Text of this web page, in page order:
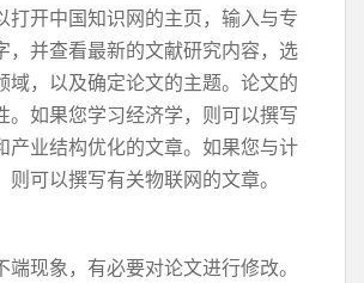
打开中国知识网的主页，输入与专
，并查看最新的文献研究内容，选
域，以及确定论文的主题。论文的
。如果您学习经济学，则可以撰写
产业结构优化的文章。如果您与计
可以撰写有关物联网的文章。
端现象，有必要对论文进行修改。